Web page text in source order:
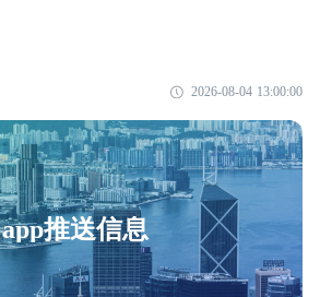
2026-08-04 13:00:00
app推送信息